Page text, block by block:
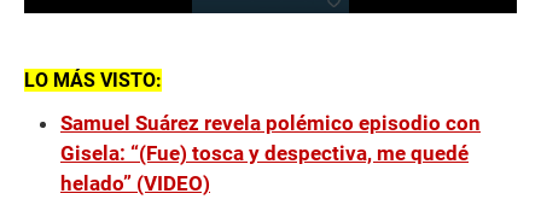
c
o
LO MÁS VISTO:
Samuel Suárez revela polémico episodio con
Gisela: “(Fue) tosca y despectiva, me quedé
helado” (VIDEO)